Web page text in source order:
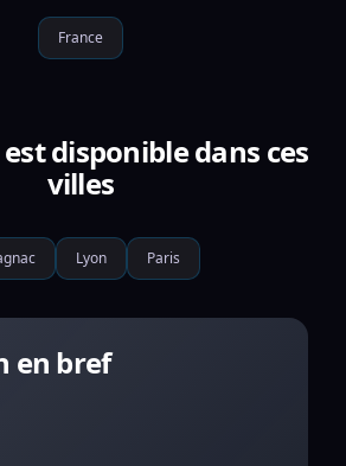
France
disponible dans ces
villes
Lyon Paris
en bref